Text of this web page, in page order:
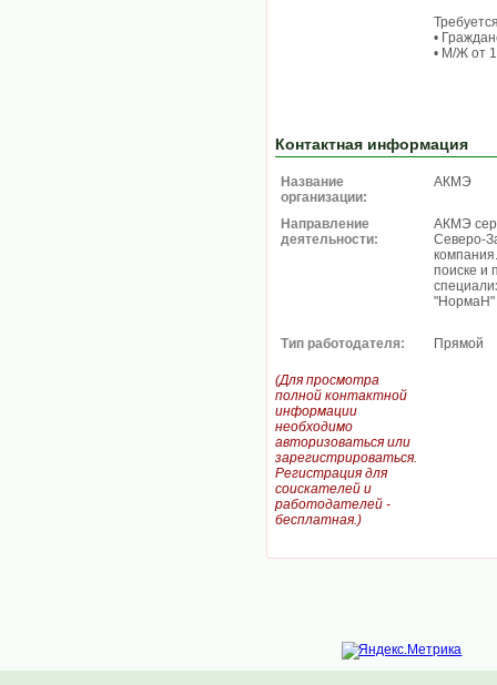
•
• М/Ж от
Контактная информация
Название
организации:
АКМЭ
Направление
деятельности:
АКМЭ
Северо-
поиске и
"НормаН"
Тип работодателя: Прямой
(Для просмотра
полной контактной
информации
необходимо
авторизоваться или
зарегистрироваться.
Регистрация для
соискателей и
работодателей -
бесплатная.)